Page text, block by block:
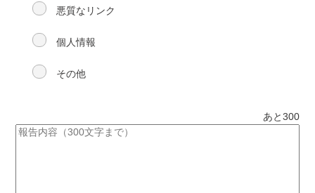
悪質なリンク
個人情報
その他
あと300